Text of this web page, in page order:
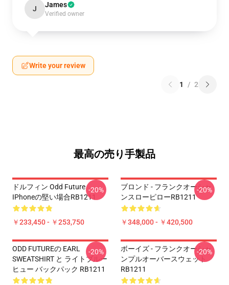
J James
Verified owner
Write your review
1 / 2
最高の売り手製品
ドルフィン Odd Future
IPhoneの堅い場合RB1211
￥233,450 - ￥253,750
-20%
ブロンド - フランクオーシャ
ンスローピローRB1211
￥348,000 - ￥420,500
-20%
ODD FUTUREの EARL
SWEATSHIRT と ライトブルー
ヒュー バックパック RB1211
-20%
ボーイズ - フランクオーシャ
ンプルオーバースウェット
RB1211
-20%